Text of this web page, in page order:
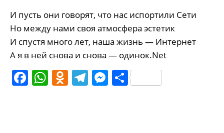
И пусть они говорят, что нас испортили Сети
Но между нами своя атмосфера эстетик
И спустя много лет, наша жизнь — Интернет
А я в ней снова и снова — одинок.Net
Facebook
WhatsApp
Odnoklassniki
Telegram
Messenger
Share